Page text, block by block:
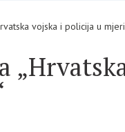
vojska i policija u